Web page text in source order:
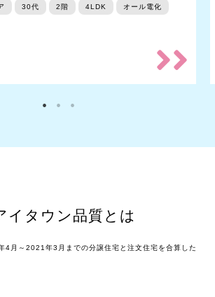
30代 2階 4LDK オール電化
月～2021年3月までの分譲住宅と注文住宅を合算した